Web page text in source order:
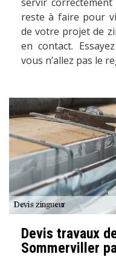
reste à faire pour
de votre projet de
en contact.
vous n’allez pas le
Devis travaux
Sommerviller